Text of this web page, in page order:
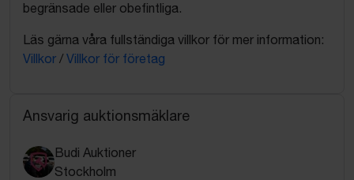
begränsade eller obefintliga.
Läs gärna våra fullständiga villkor för mer information:
Villkor / Villkor för företag
Ansvarig auktionsmäklare
Budi Auktioner
Stockholm